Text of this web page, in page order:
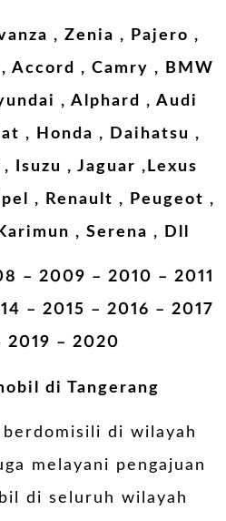
, Zenia , Pajero ,
Accord , Camry , BMW
, Alphard , Audi
, Honda , Daihatsu ,
Isuzu , Jaguar ,Lexus
, Renault , Peugeot ,
, Serena , Dll
– 2009 – 2010 – 2011
– 2015 – 2016 – 2017
2019 – 2020
di Tangerang
berdomisili di wilayah
melayani pengajuan
di seluruh wilayah